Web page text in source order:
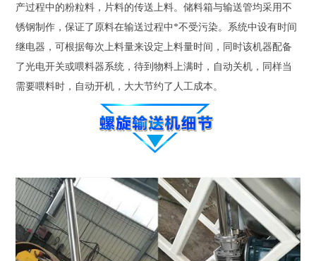
产过程中的粉粒料，片料的传送上料。储料箱与输送管均采用不
锈钢制作，保证了原料在输送过程中*不受污染。系统中设有时间
继电器，可根据每次上料量来设定上料量时间，同时该机器配备
了光电开关或喂料器系统，待到物料上满时，自动关机，同样当
需要喂料时，自动开机，大大节约了人工成本。